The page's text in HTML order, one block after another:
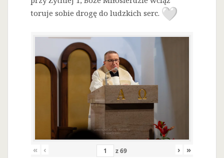
toruje sobie drogę do ludzkich serc.
« ‹ z69 › »